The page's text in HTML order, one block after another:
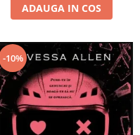
ADAUGA IN COS
-10%